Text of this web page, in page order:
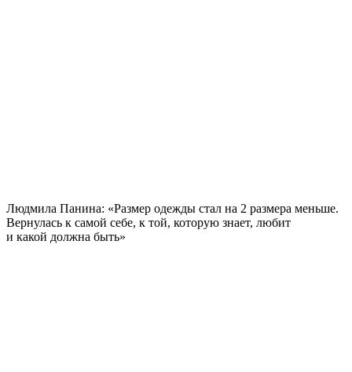
Людмила Панина: «Размер одежды стал на 2 размера меньше.
Вернулась к самой себе, к той, которую знает, любит
и какой должна быть»